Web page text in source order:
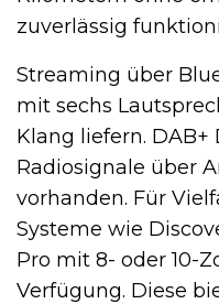
zuverlässig
Streaming über
mit sechs
Klang liefern.
Radiosignale über
vorhanden. Für
Systeme wie
Pro mit 8- oder 10-
Verfügung. Diese